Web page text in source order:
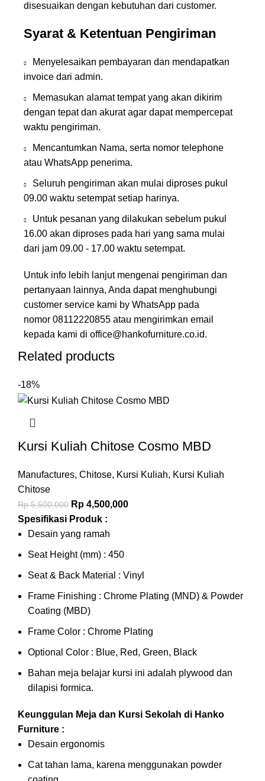
disesuaikan dengan kebutuhan dari customer.
Syarat & Ketentuan Pengiriman
Menyelesaikan pembayaran dan mendapatkan
invoice dari admin.
Memasukan alamat tempat yang akan dikirim
dengan tepat dan akurat agar dapat mempercepat
waktu pengiriman.
Mencantumkan Nama, serta nomor telephone
atau WhatsApp penerima.
Seluruh pengiriman akan mulai diproses pukul
09.00 waktu setempat setiap harinya.
Untuk pesanan yang dilakukan sebelum pukul
16.00 akan diproses pada hari yang sama mulai
dari jam 09.00 - 17.00 waktu setempat.
Untuk info lebih lanjut mengenai pengiriman dan
pertanyaan lainnya, Anda dapat menghubungi
customer service kami by WhatsApp pada
nomor 08112220855 atau mengirimkan email
kepada kami di office@hankofurniture.co.id.
Related products
-18%
Kursi Kuliah Chitose Cosmo MBD
Manufactures, Chitose, Kursi Kuliah, Kursi Kuliah
Chitose
Rp5,500,000 Rp 4,500,000
Spesifikasi Produk :
Desain yang ramah
Seat Height (mm) : 450
Seat & Back Material : Vinyl
Frame Finishing : Chrome Plating (MND) & Powder
Coating (MBD)
Frame Color : Chrome Plating
Optional Color : Blue, Red, Green, Black
Bahan meja belajar kursi ini adalah plywood dan
dilapisi formica.
Keunggulan Meja dan Kursi Sekolah di Hanko
Furniture :
Desain ergonomis
Cat tahan lama, karena menggunakan powder